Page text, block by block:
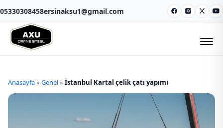
05330308458ersinaksu1@gmail.com Facebook
Instagram
X
Anasayfa» Genel» İstanbul Kartal çelik çatı yapımı